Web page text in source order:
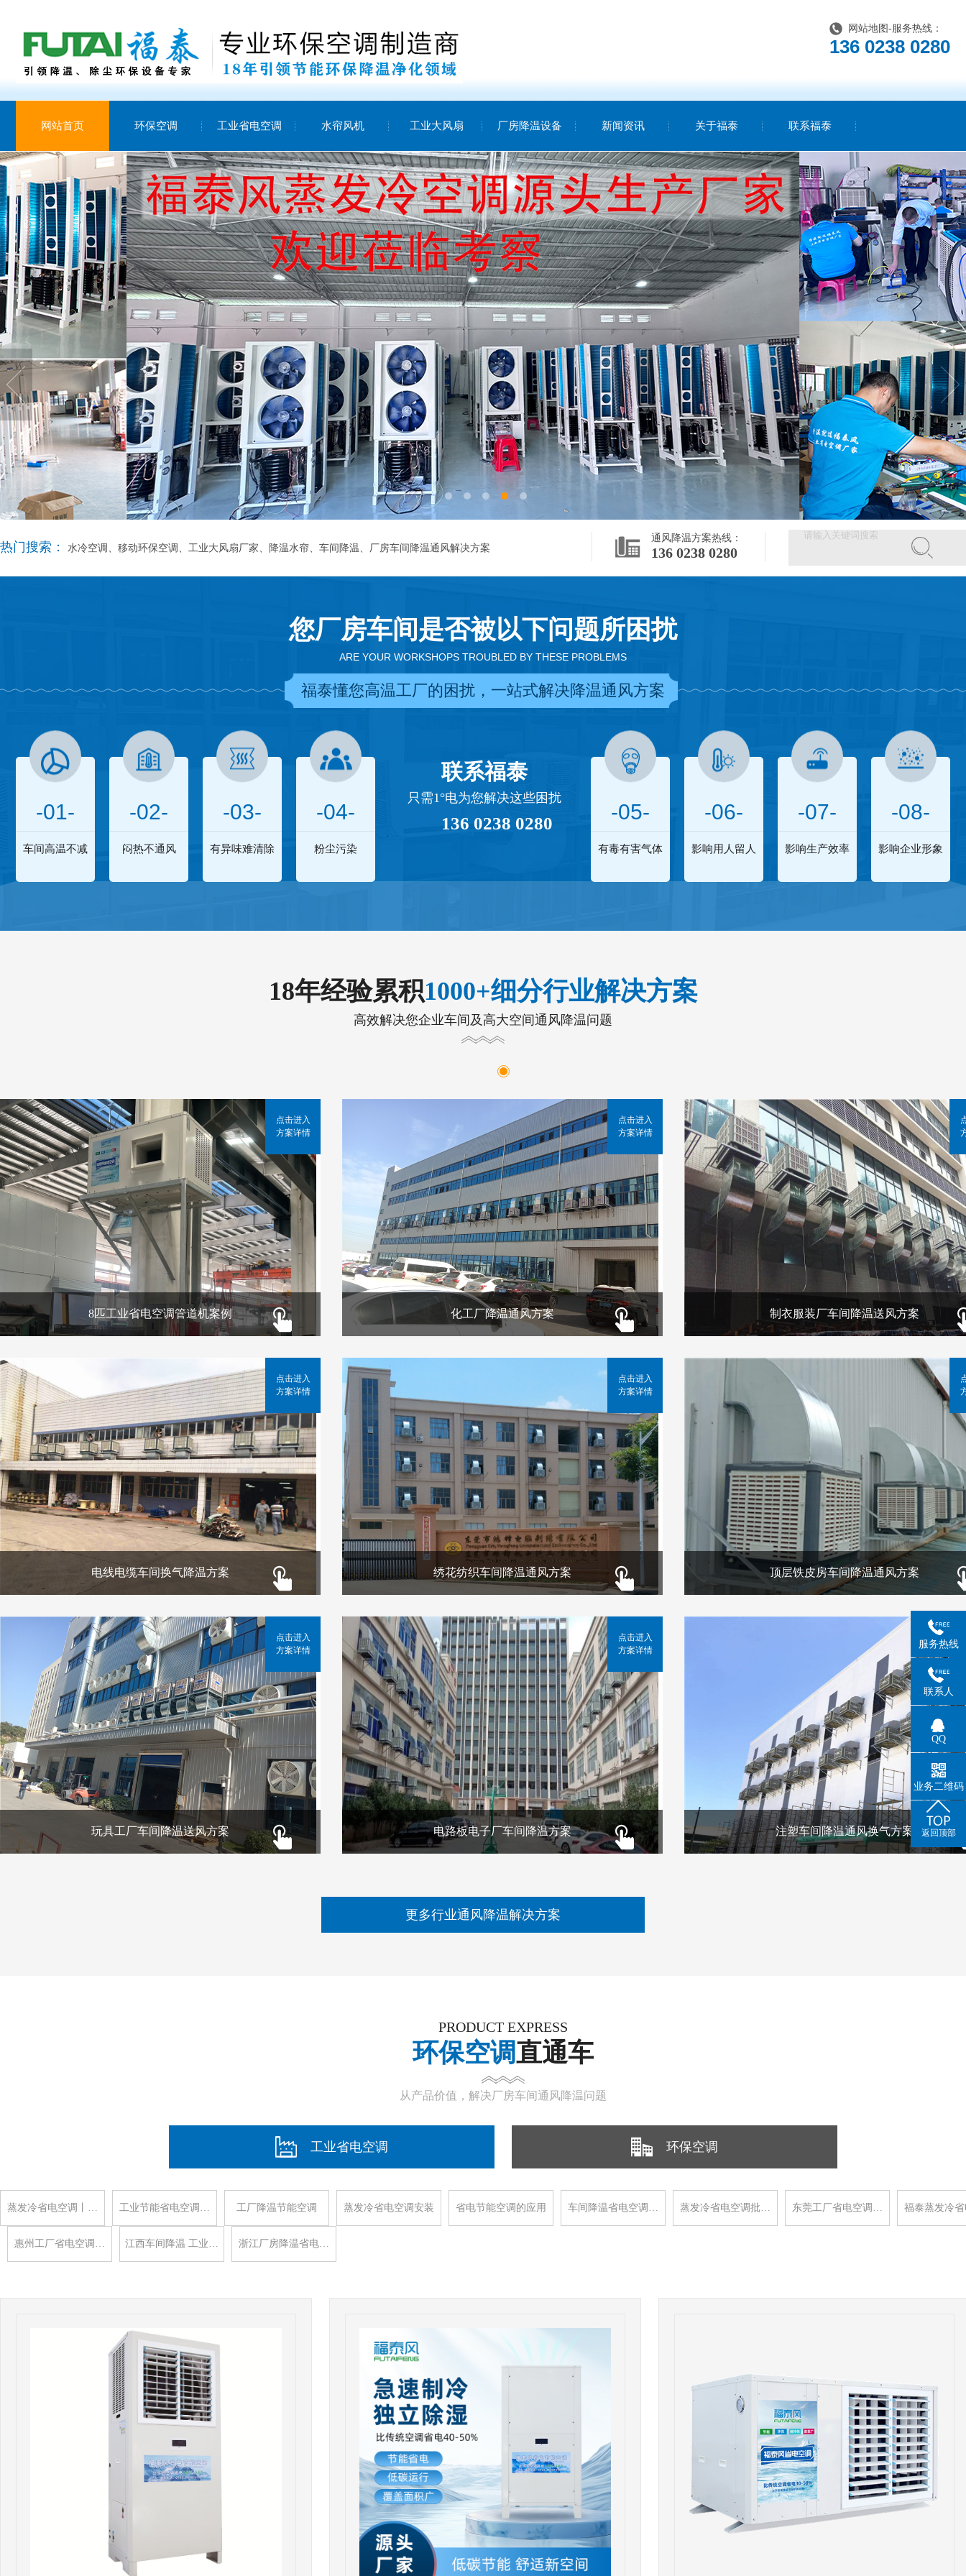
网站地图 -服务热线：
136 0238 0280
网站首页 环保空调 工业省电空调 水帘风机 工业大风扇 厂房降温设备 新闻资讯 关于福泰 联系福泰
热门搜索： 水冷空调、移动环保空调、工业大风扇厂家、降温水帘、车间降温、厂房车间降温通风解决方案
通风降温方案热线：
136 0238 0280
您厂房车间是否被以下问题所困扰
ARE YOUR WORKSHOPS TROUBLED BY THESE PROBLEMS
福泰懂您高温工厂的困扰，一站式解决降温通风方案
-01-
车间高温不减
-02-
闷热不通风
-03-
有异味难清除
-04-
粉尘污染
联系福泰
只需1°电为您解决这些困扰
136 0238 0280 -05-
有毒有害气体
-06-
影响用人留人
-07-
影响生产效率
-08-
影响企业形象
18年经验累积1000+细分行业解决方案
高效解决您企业车间及高大空间通风降温问题
8匹工业省电空调管道机案例
点击进入
方案详情
化工厂降温通风方案
点击进入
方案详情
制衣服装厂车间降温送风方案
电线电缆车间换气降温方案
点击进入
方案详情
绣花纺织车间降温通风方案
点击进入
方案详情
顶层铁皮房车间降温通风方案
玩具工厂车间降温送风方案
点击进入
方案详情
电路板电子厂车间降温方案
点击进入
方案详情
注塑车间降温通风换气方案
更多行业通风降温解决方案
PRODUCT EXPRESS
环保空调直通车
从产品价值，解决厂房车间通风降温问题
工业省电空调 环保空调
蒸发冷省电空调丨… 工业节能省电空调… 工厂降温节能空调 蒸发冷省电空调安装 省电节能空调的应用 车间降温省电空调… 蒸发冷省电空调批… 东莞工厂省电空调… 福泰蒸发冷
惠州工厂省电空调… 江西车间降温 工业… 浙江厂房降温省电…
服务热线
联系人
QQ
业务二维码
返回顶部